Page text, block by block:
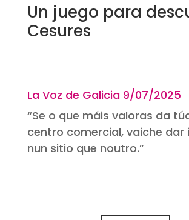
Un juego para
Cesures
La Voz de Galicia 9/07/
“Se o que máis valoras da
centro comercial, vaiche dar
nun sitio que noutro.”